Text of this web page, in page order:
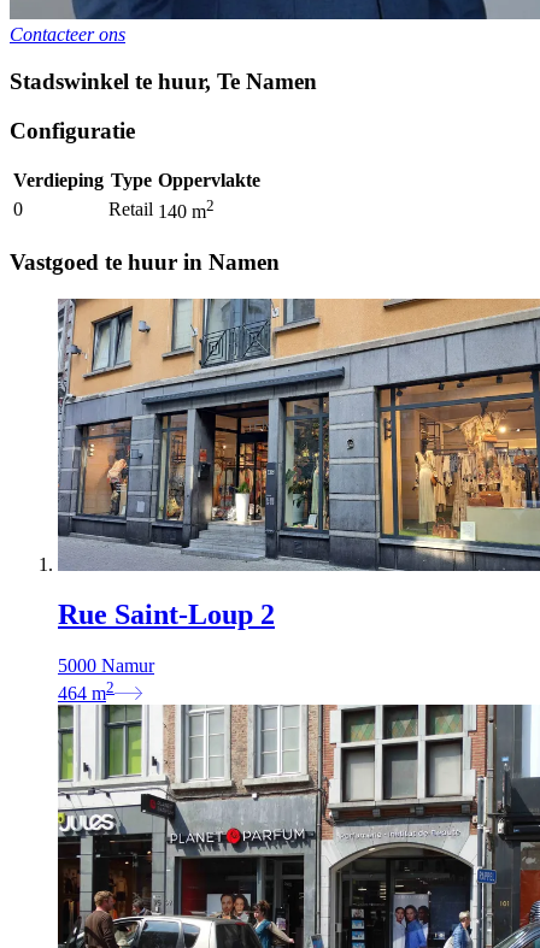
Contacteer ons
Stadswinkel te huur, Te Namen
Configuratie
Verdieping Type Oppervlakte
0
Retail 140 m2
Vastgoed te huur in Namen
Rue Saint-Loup 2
5000 Namur
464 m2